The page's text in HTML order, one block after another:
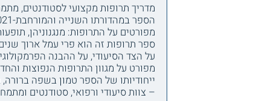
מדריך תרופות מקצועי לסטודנטים,
מפורטים על התרופות: מנגנוניהן,
ספר תרופות זה הוא פרי עמל ארוך
על הצד הסיעודי, על ההבנה
מפורט על מגוון התרופות הנפוצות
ייחודיותו של הספר טמון בשפה
– צוות סיעודי ורפואי, סטודנטים